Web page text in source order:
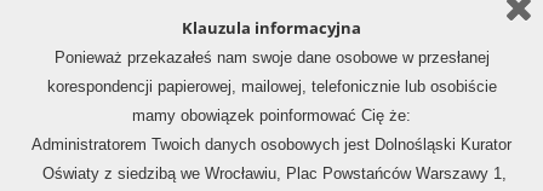
Klauzula informacyjna
Ponieważ przekazałeś nam swoje dane osobowe w przesłanej
korespondencji papierowej, mailowej, telefonicznie lub osobiście
mamy obowiązek poinformować Cię że:
Administratorem Twoich danych osobowych jest Dolnośląski Kurator
Oświaty z siedzibą we Wrocławiu, Plac Powstańców Warszawy 1,